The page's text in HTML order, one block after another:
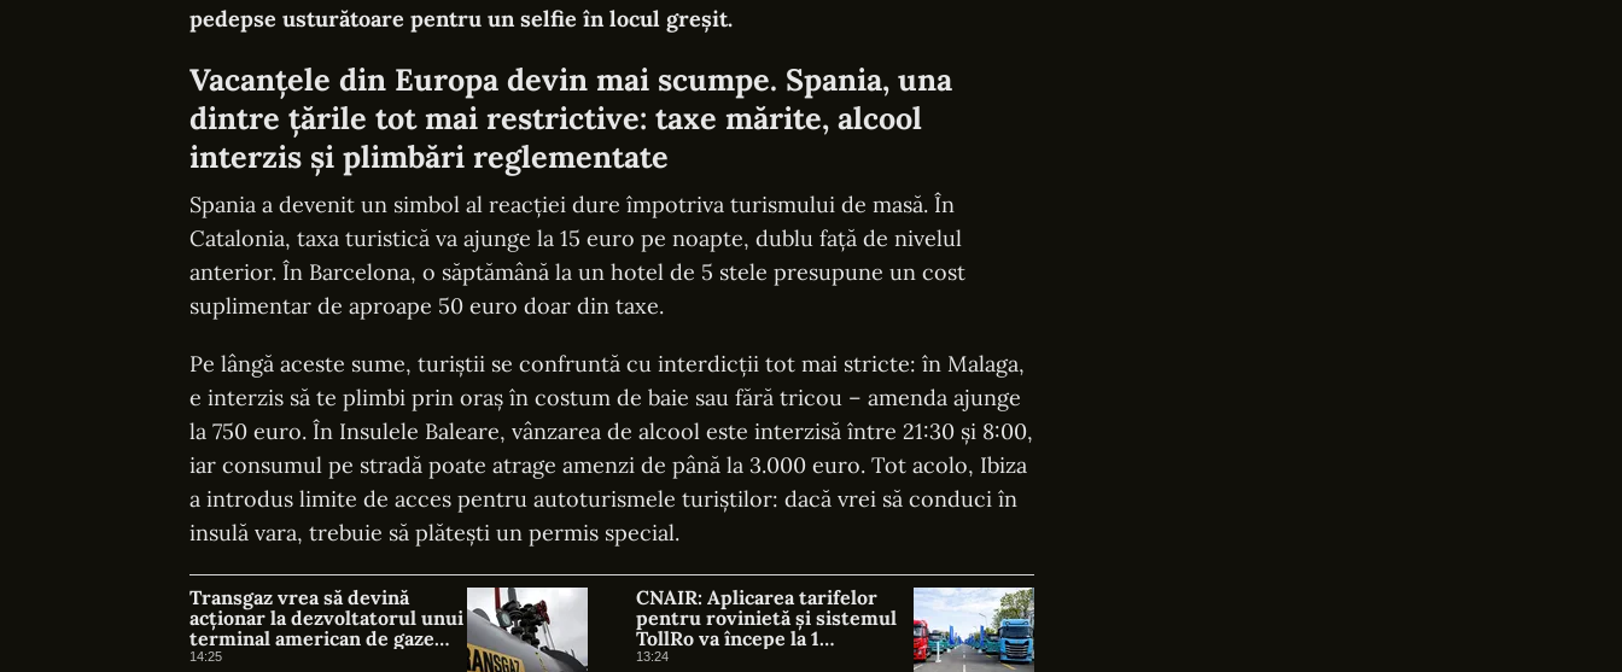
pedepse usturătoare pentru un selfie în locul greșit.
Vacanțele din Europa devin mai scumpe. Spania, una
dintre țările tot mai restrictive: taxe mărite, alcool
interzis și plimbări reglementate
Spania a devenit un simbol al reacției dure împotriva turismului de masă. În
Catalonia, taxa turistică va ajunge la 15 euro pe noapte, dublu față de nivelul
anterior. În Barcelona, o săptămână la un hotel de 5 stele presupune un cost
suplimentar de aproape 50 euro doar din taxe.
Pe lângă aceste sume, turiștii se confruntă cu interdicții tot mai stricte: în Malaga,
e interzis să te plimbi prin oraș în costum de baie sau fără tricou – amenda ajunge
la 750 euro. În Insulele Baleare, vânzarea de alcool este interzisă între 21:30 și 8:00,
iar consumul pe stradă poate atrage amenzi de până la 3.000 euro. Tot acolo, Ibiza
a introdus limite de acces pentru autoturismele turiștilor: dacă vrei să conduci în
insulă vara, trebuie să plătești un permis special.
Transgaz vrea să devină
acționar la dezvoltatorul unui
terminal american de gaze
naturale lichefiate
14:25
CNAIR: Aplicarea tarifelor
pentru rovinietă și sistemul
TollRo va începe la 1
octombrie
13:24